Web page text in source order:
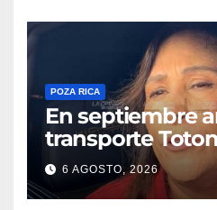
POZA RICA
En septiembre
transporte
Rica
6 AGOSTO, 2026